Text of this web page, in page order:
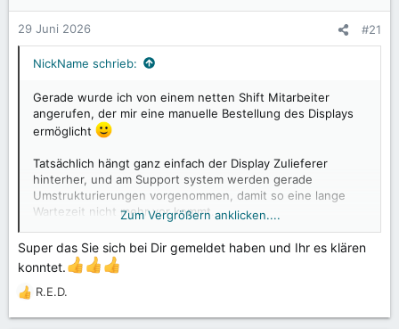
n
29 Juni 2026 #21
NickName schrieb:
Gerade wurde ich von einem netten Shift Mitarbeiter
angerufen, der mir eine manuelle Bestellung des Displays
ermöglicht
Tatsächlich hängt ganz einfach der Display Zulieferer
hinterher, und am Support system werden gerade
Umstrukturierungen vorgenommen, damit so eine lange
Wartezeit nicht mehr vor kommt.
@JueMei: danke für den Tip mit dem Rückruf Service.
Tatsächlich werden Tickets mit einer Rückruf Anfrage
priorisiert bearbeitet.
@R.E.D.danke für die Erklärung, guter Punkt mit dem USBc
Zum Vergrößern anklicken....
Super das Sie sich bei Dir gemeldet haben und Ihr es klären
konntet.
R
e
R.E.D.